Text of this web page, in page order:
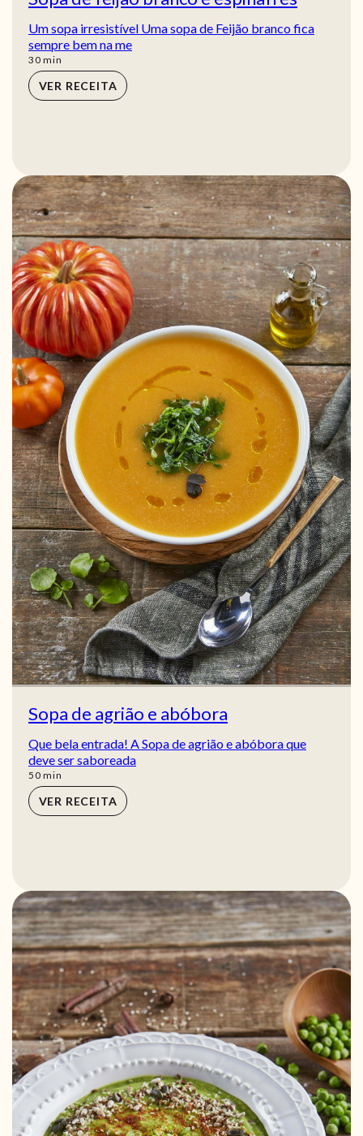
Um sopa irresistível Uma sopa de Feijão branco fica
sempre bem na me
30min
min
VER RECEITA
Sopa de agrião e abóbora
Que bela entrada! A Sopa de agrião e abóbora que
deve ser saboreada
50min
min
VER RECEITA